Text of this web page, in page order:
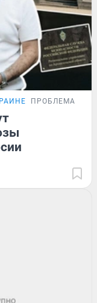
ПРОБЛЕМА